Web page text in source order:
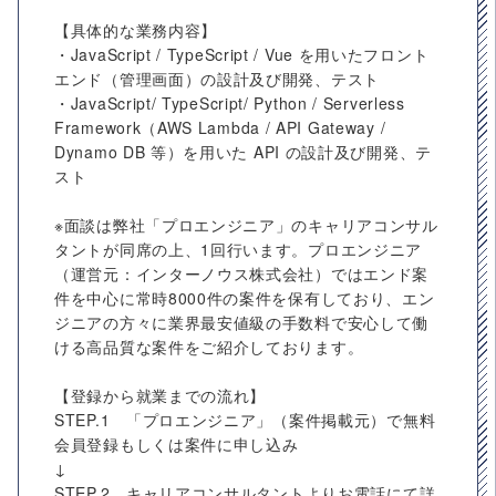
【具体的な業務内容】
・JavaScript / TypeScript / Vue を用いたフロント
エンド（管理画面）の設計及び開発、テスト
・JavaScript/ TypeScript/ Python / Serverless
Framework（AWS Lambda / API Gateway /
Dynamo DB 等）を用いた API の設計及び開発、テ
スト
※面談は弊社「プロエンジニア」のキャリアコンサル
タントが同席の上、1回行います。プロエンジニア
（運営元：インターノウス株式会社）ではエンド案
件を中心に常時8000件の案件を保有しており、エン
ジニアの方々に業界最安値級の手数料で安心して働
ける高品質な案件をご紹介しております。
【登録から就業までの流れ】
STEP.1 「プロエンジニア」（案件掲載元）で無料
会員登録もしくは案件に申し込み
↓